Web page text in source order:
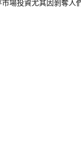
場投資尤其因剝奪人